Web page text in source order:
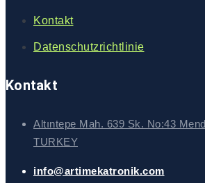
Kontakt
Datenschutzrichtlinie
Kontakt
Altıntepe Mah. 639 Sk. No:43
TURKEY
info@artimekatronik.com